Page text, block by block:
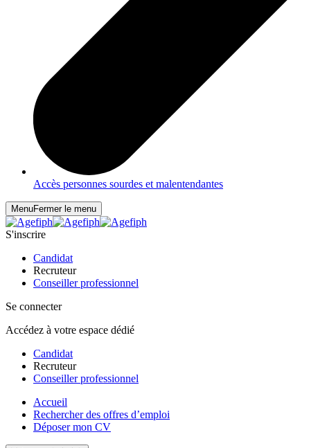
Accès personnes sourdes et malentendantes
MenuFermer le menu
S'inscrire
Candidat
Recruteur
Conseiller professionnel
Se connecter
Accédez à votre espace dédié
Candidat
Recruteur
Conseiller professionnel
Accueil
Rechercher des offres d’emploi
Déposer mon CV